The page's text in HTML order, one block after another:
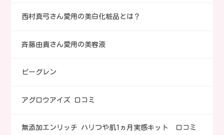
西村真弓さん愛用の美白化粧品とは？
斉藤由貴さん愛用の美容液
ビーグレン
アグロウアイズ 口コミ
無添加エンリッチ ハリつや肌1ヵ月実感キット 口コミ